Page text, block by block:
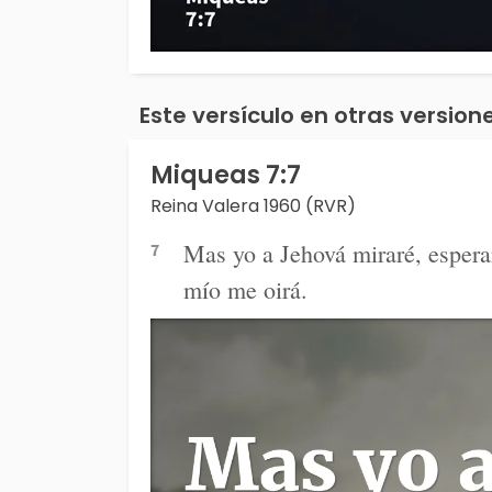
Este versículo en otras
Miqueas 7:7
Reina Valera 1960 (RVR)
7
Mas yo a Jehová miraré,
mío me oirá.